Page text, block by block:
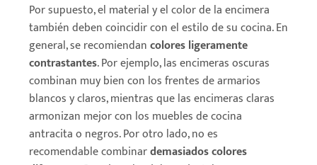
Por supuesto, el material y el color de la encimera
también deben coincidir con el estilo de su cocina. En
general, se recomiendancolores ligeramente
contrastantes. Por ejemplo, las encimeras oscuras
combinan muy bien con los frentes de armarios
blancos y claros, mientras que las encimeras claras
armonizan mejor con los muebles de cocina
antracita o negros. Por otro lado, no es
recomendable combinardemasiados colores